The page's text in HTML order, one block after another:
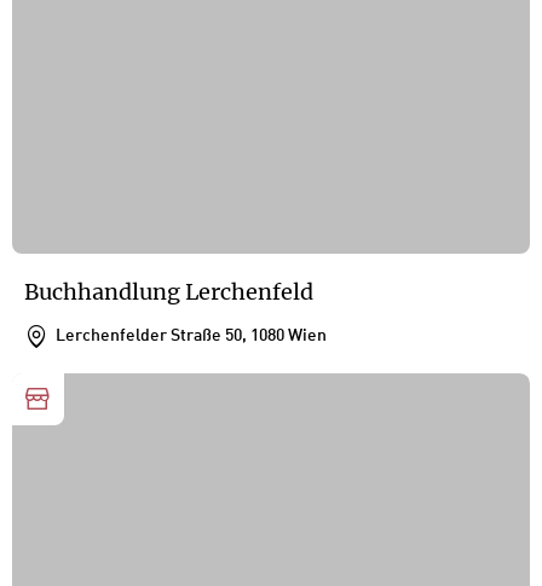
Buchhandlung Lerchenfeld
Lerchenfelder Straße 50, 1080 Wien